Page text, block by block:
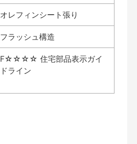
オレフィンシート張り
フラッシュ構造
F☆☆☆☆ 住宅部品表示ガイ
ドライン